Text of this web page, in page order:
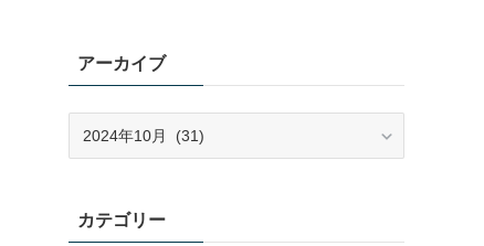
アーカイブ
ブカテゴリー